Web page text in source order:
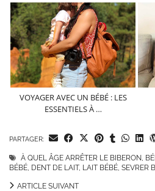
VOYAGER AVEC UN BÉBÉ : LES
ESSENTIELS À …
PARTAGER:
À QUEL ÂGE ARRÊTER LE BIBERON
BÉBÉ DENT DE LAIT, LAIT BÉBÉ SEVRER
ARTICLE SUIVANT